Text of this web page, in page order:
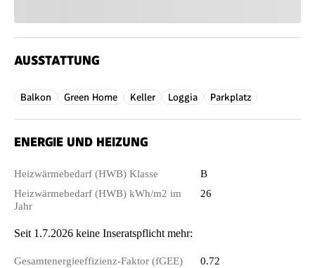
AUSSTATTUNG
Balkon Green Home Keller Loggia Parkplatz
ENERGIE UND HEIZUNG
Heizwärmebedarf (HWB) Klasse
B
Heizwärmebedarf (HWB) kWh/m2 im
Jahr
26
Seit 1.7.2026 keine Inseratspflicht mehr:
Gesamtenergieeffizienz-Faktor (fGEE)
0.72